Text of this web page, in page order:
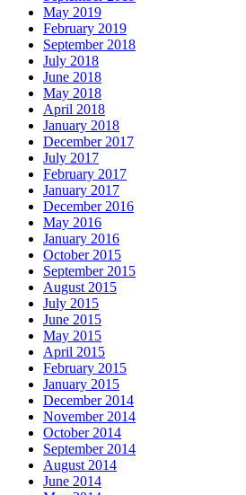
May 2019
February 2019
September 2018
July 2018
June 2018
May 2018
April 2018
January 2018
December 2017
July 2017
February 2017
January 2017
December 2016
May 2016
January 2016
October 2015
September 2015
August 2015
July 2015
June 2015
May 2015
April 2015
February 2015
January 2015
December 2014
November 2014
October 2014
September 2014
August 2014
June 2014